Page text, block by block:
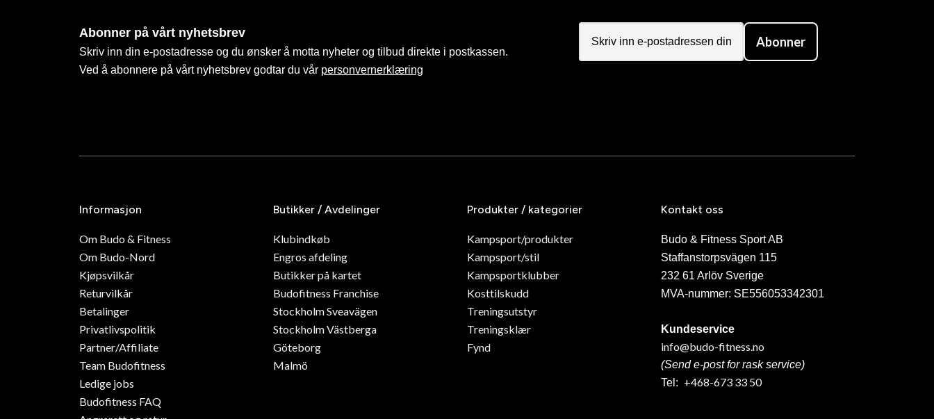
Abonner på vårt nyhetsbrev
Skriv inn din e-postadresse og du ønsker å motta nyheter og tilbud direkte i postkassen.
Ved å abonnere på vårt nyhetsbrev godtar du vår personvernerklæring
Abonner
Informasjon
Om Budo & Fitness
Om Budo-Nord
Kjøpsvilkår
Returvilkår
Betalinger
Privatlivspolitik
Partner/Affiliate
Team Budofitness
Ledige jobs
Budofitness FAQ
Butikker / Avdelinger
Klubindkøb
Engros afdeling
Butikker på kartet
Budofitness Franchise
Stockholm Sveavägen
Stockholm Västberga
Göteborg
Malmö
Produkter / kategorier
Kampsport/produkter
Kampsport/stil
Kampsportklubber
Kosttilskudd
Treningsutstyr
Treningsklær
Fynd
Kontakt oss
Budo & Fitness Sport AB
Staffanstorpsvägen 115
232 61 Arlöv Sverige
MVA-nummer: SE556053342301
Kundeservice
info@budo-fitness.no
(Send e-post for rask service)
Tel: +468-673 33 50